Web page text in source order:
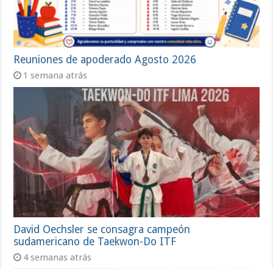
Reuniones de apoderado Agosto 2026
1 semana atrás
David Oechsler se consagra campeón
sudamericano de Taekwon-Do ITF
4 semanas atrás